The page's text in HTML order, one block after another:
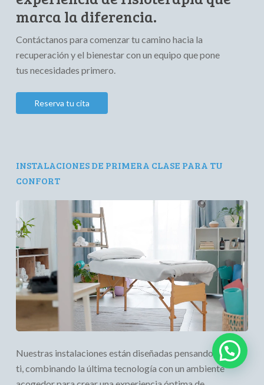
marca la diferencia.
Contáctanos para comenzar tu camino hacia la
recuperación y el bienestar con un equipo que pone
tus necesidades primero.
Reserva tu cita
INSTALACIONES DE PRIMERA CLASE PARA TU
CONFORT
Nuestras instalaciones están diseñadas pensando en
ti, combinando la última tecnología con un ambiente